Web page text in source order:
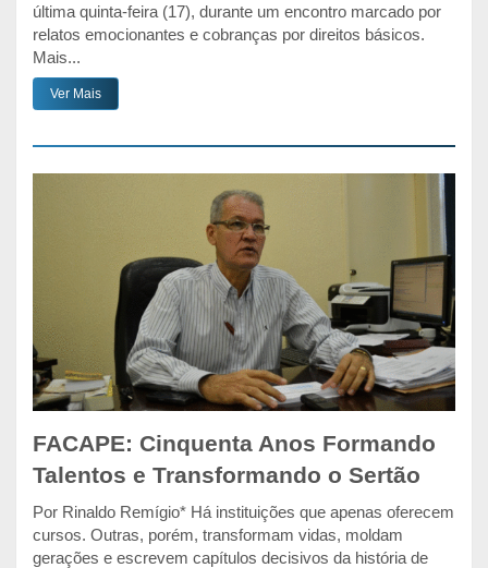
última quinta-feira (17), durante um encontro marcado por
relatos emocionantes e cobranças por direitos básicos.
Mais...
Ver Mais
FACAPE: Cinquenta Anos Formando
Talentos e Transformando o Sertão
Por Rinaldo Remígio* Há instituições que apenas oferecem
cursos. Outras, porém, transformam vidas, moldam
gerações e escrevem capítulos decisivos da história de